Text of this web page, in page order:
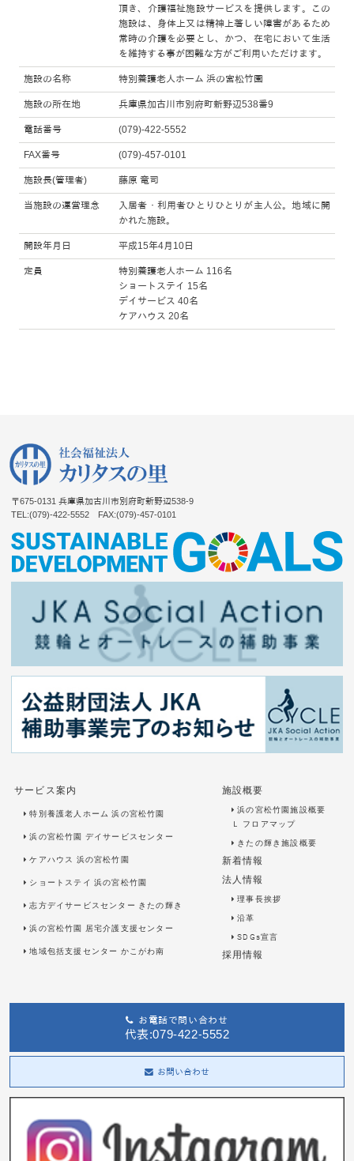
頂き、介護福祉施設サービスを提供します。この
施設は、身体上又は精神上著しい障害があるため
常時の介護を必要とし、かつ、在宅において生活
を維持する事が困難な方がご利用いただけます。
施設の名称 特別養護老人ホーム 浜の宮松竹園
施設の所在地 兵庫県加古川市別府町新野辺538番9
電話番号 (079)-422-5552
FAX番号 (079)-457-0101
施設長(管理者) 藤原 竜司
当施設の運営理念
入居者・利用者ひとりひとりが主人公。地域に開
かれた施設。
開設年月日 平成15年4月10日
定員
特別養護老人ホーム 116名
ショートステイ 15名
デイサービス 40名
ケアハウス 20名
〒675-0131兵庫県加古川市別府町新野辺538-9
TEL:(079)-422-5552 FAX:(079)-457-0101
サービス案内
特別養護老人ホーム 浜の宮松竹園
浜の宮松竹園 デイサービスセンター
ケアハウス 浜の宮松竹園
ショートステイ 浜の宮松竹園
志方デイサービスセンター きたの輝き
浜の宮松竹園 居宅介護支援センター
地域包括支援センター かこがわ南
施設概要
浜の宮松竹園施設概要
Ｌ フロアマップ
きたの輝き施設概要
新着情報
法人情報
理事長挨拶
沿革
SDGs宣言
採用情報
お電話で問い合わせ
代表:079-422-5552
お問い合わせ